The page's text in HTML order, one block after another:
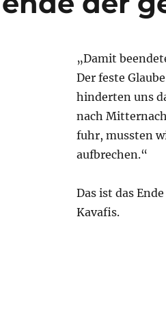
„Damit
Der feste
hinderten uns
nach
fuhr, mussten
aufbrechen.“
Das ist das
Kavafis.